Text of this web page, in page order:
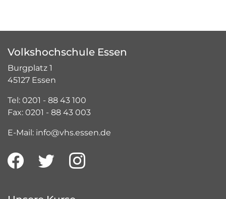
Volkshochschule Essen
Burgplatz 1
45127 Essen
Tel: 0201 - 88 43 100
Fax: 0201 - 88 43 003
E-Mail: info@vhs.essen.de